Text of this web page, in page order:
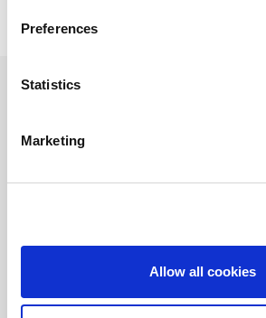
Preferences
Statistics
Marketing
Allow all cookies